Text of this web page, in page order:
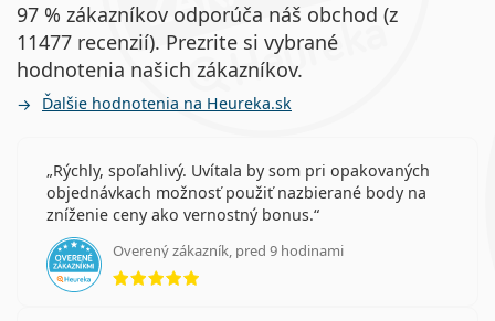
97 % zákazníkov odporúča náš obchod (z
11477 recenzií). Prezrite si vybrané
hodnotenia našich zákazníkov.
Ďalšie hodnotenia na Heureka.sk
Rýchly, spoľahlivý. Uvítala by som pri opakovaných
objednávkach možnosť použiť nazbierané body na
zníženie ceny ako vernostný bonus.
Overený zákazník, pred 9 hodinami
hodnotenie 5 z 5